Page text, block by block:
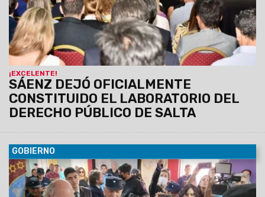
¡EXCELENTE!
SÁENZ DEJÓ OFICIALMENTE
CONSTITUIDO EL LABORATORIO DEL
DERECHO PÚBLICO DE SALTA
dijo el mandatario.
GOBIERNO
06/10/2022 Se hizo en el marco del Plan de Seguridad y
Justicia de la Provincia que promueve la desburocratización
administrativa y la eficientización de los trámites que se